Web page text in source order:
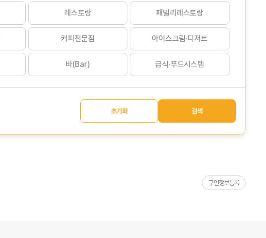
레스토랑 패밀리레스토랑
커피전문점 아이스크림·디저트
바(Bar) 급식·푸드시스템
초기화 검색
구인정보등록